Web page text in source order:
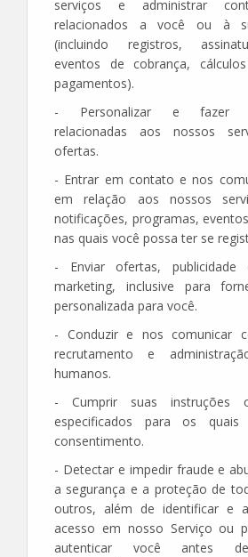
serviços e administrar
relacionados a você ou à
(incluindo registros,
eventos de cobrança,
pagamentos).
- Personalizar e fazer
relacionadas aos nossos
ofertas.
- Entrar em contato e nos
em relação aos nossos
notificações, programas,
nas quais você possa ter se
- Enviar ofertas,
marketing, inclusive para
personalizada para você.
- Conduzir e nos comunicar
recrutamento e
humanos.
- Cumprir suas instruções
especificados para os
consentimento.
- Detectar e impedir fraude e
a segurança e a proteção de
outros, além de identificar e
acesso em nosso Serviço ou
autenticar você antes de